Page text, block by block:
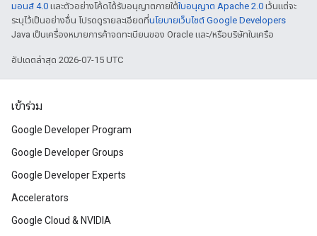
มอนส์ 4.0 และตัวอย่างโค้ดได้รับอนุญาตภายใต้ใบอนุญาต Apache 2.0 เว้นแต่จะ
ระบุไว้เป็นอย่างอื่น โปรดดูรายละเอียดที่นโยบายเว็บไซต์ Google Developers
Java เป็นเครื่องหมายการค้าจดทะเบียนของ Oracle และ/หรือบริษัทในเครือ
อัปเดตล่าสุด 2026-07-15 UTC
เข้าร่วม
Google Developer Program
Google Developer Groups
Google Developer Experts
Accelerators
Google Cloud & NVIDIA